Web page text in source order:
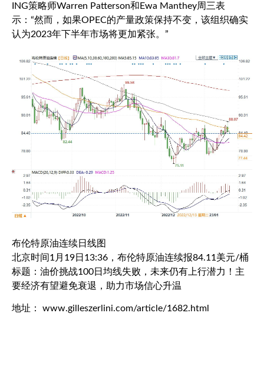
ING策略师Warren Patterson和Ewa Manthey周三表
示：“然而，如果OPEC的产量政策保持不变，该组织确实
认为2023年下半年市场将更加紧张。”
布伦特原油连续日线图
北京时间1月19日13:36， 布伦特原油连续报84.11美元/桶
标题：油价挑战100日均线失败，未来仍有上行潜力！主
要经济有望避免衰退，助力市场信心升温
地址： www.gilleszerlini.com/article/1682.html